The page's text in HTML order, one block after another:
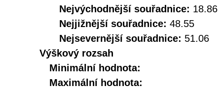
Nejvýchodnější souřadnice: 18.86
Nejjižnější souřadnice: 48.55
Nejsevernější souřadnice: 51.06
Výškový rozsah
Minimální hodnota:
Maximální hodnota: